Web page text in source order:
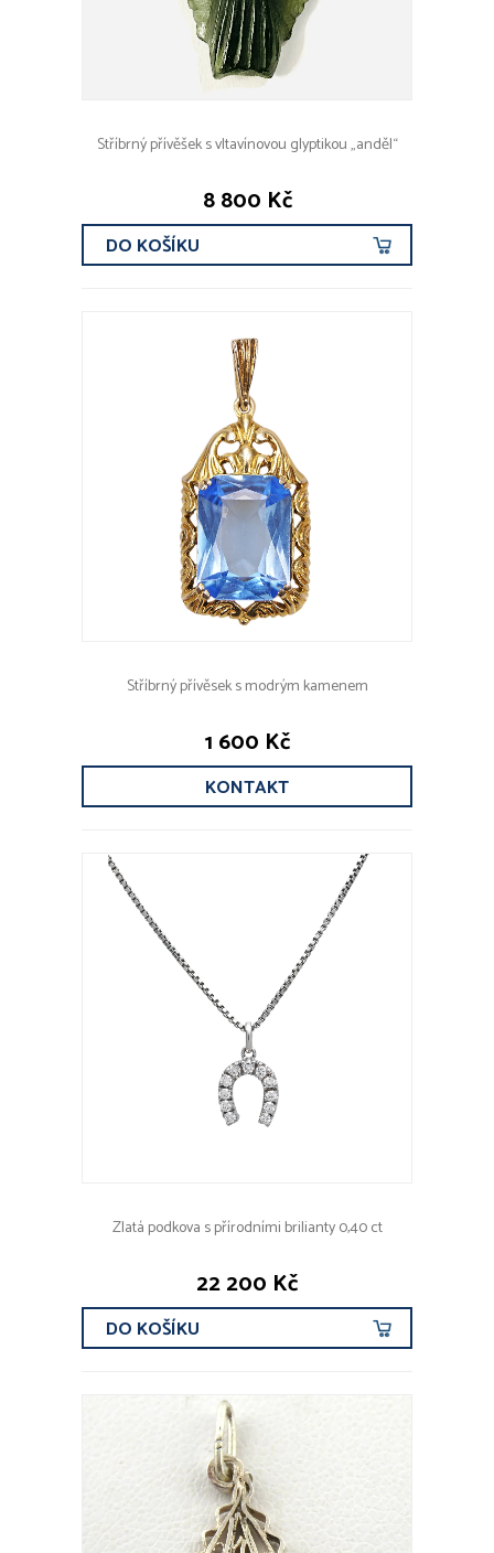
Stříbrný přívěšek s vltavínovou glyptikou „anděl“
8 800 Kč
DO KOŠÍKU
Stříbrný přívěsek s modrým kamenem
1 600 Kč
KONTAKT
Zlatá podkova s přírodními brilianty 0,40 ct
22 200 Kč
DO KOŠÍKU